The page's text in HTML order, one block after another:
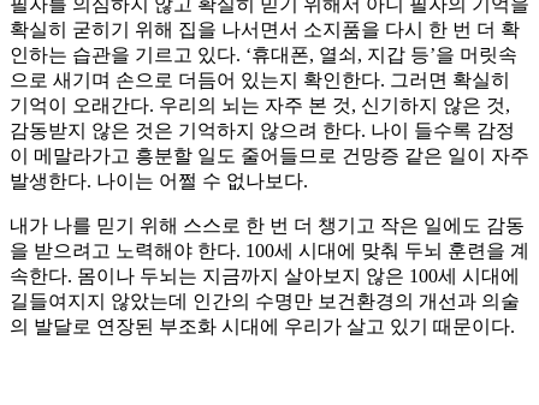
필자를 의심하지 않고 확실히 믿기 위해서 아니 필자의 기억을
확실히 굳히기 위해 집을 나서면서 소지품을 다시 한 번 더 확
인하는 습관을 기르고 있다. ‘휴대폰, 열쇠, 지갑 등’을 머릿속
으로 새기며 손으로 더듬어 있는지 확인한다. 그러면 확실히
기억이 오래간다. 우리의 뇌는 자주 본 것, 신기하지 않은 것,
감동받지 않은 것은 기억하지 않으려 한다. 나이 들수록 감정
이 메말라가고 흥분할 일도 줄어들므로 건망증 같은 일이 자주
발생한다. 나이는 어쩔 수 없나보다.
내가 나를 믿기 위해 스스로 한 번 더 챙기고 작은 일에도 감동
을 받으려고 노력해야 한다. 100세 시대에 맞춰 두뇌 훈련을 계
속한다. 몸이나 두뇌는 지금까지 살아보지 않은 100세 시대에
길들여지지 않았는데 인간의 수명만 보건환경의 개선과 의술
의 발달로 연장된 부조화 시대에 우리가 살고 있기 때문이다.